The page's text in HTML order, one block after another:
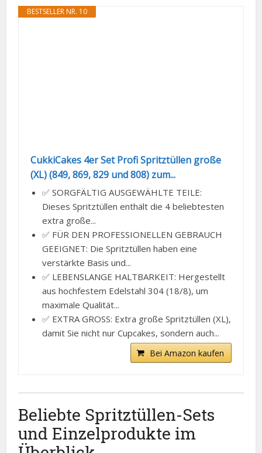
BESTSELLER NR. 10
CukkiCakes 4er Set Profi Spritztüllen große
(XL) (849, 869, 829 und 808) zum...
✅ SORGFÄLTIG AUSGEWÄHLTE TEILE:
Dieses Spritztüllen enthält die 4 beliebtesten
extra große...
✅ FÜR DEN PROFESSIONELLEN GEBRAUCH
GEEIGNET: Die Spritztüllen haben eine
verstärkte Basis und...
✅ LEBENSLANGE HALTBARKEIT: Hergestellt
aus hochfestem Edelstahl 304 (18/8), um
maximale Qualität...
✅ EXTRA GROSS: Extra große Spritztüllen (XL),
damit Sie nicht nur Cupcakes, sondern auch...
Bei Amazon kaufen
Beliebte Spritztüllen-Sets
und Einzelprodukte im